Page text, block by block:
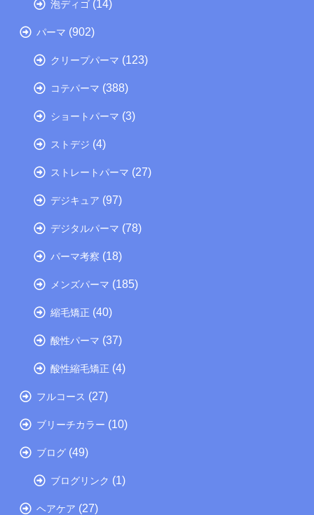
泡ディゴ (14)
パーマ (902)
クリープパーマ (123)
コテパーマ (388)
ショートパーマ (3)
ストデジ (4)
ストレートパーマ (27)
デジキュア (97)
デジタルパーマ (78)
パーマ考察 (18)
メンズパーマ (185)
縮毛矯正 (40)
酸性パーマ (37)
酸性縮毛矯正 (4)
フルコース (27)
ブリーチカラー (10)
ブログ (49)
ブログリンク (1)
ヘアケア (27)